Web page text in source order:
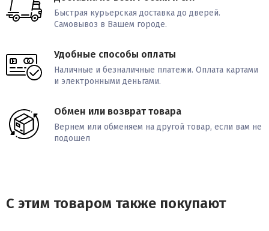
Быстрая курьерская доставка до дверей.
Самовывоз в Вашем городе.
Удобные способы оплаты
Наличные и безналичные платежи. Оплата картами
и электронными деньгами.
Обмен или возврат товара
Вернем или обменяем на другой товар, если вам не
подошел
С этим товаром также покупают